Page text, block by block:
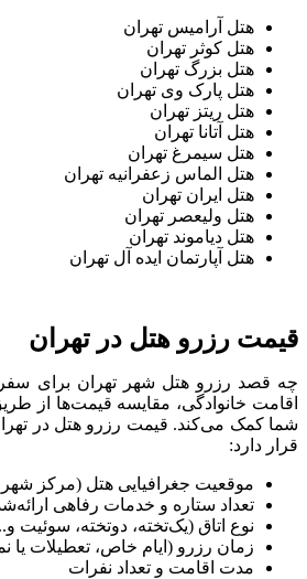
هتل آرامیس تهران
هتل کوثر تهران
هتل بزرگ تهران
هتل پارک وی تهران
هتل ریتز تهران
هتل آتانا تهران
هتل سیمرغ تهران
هتل الماس زعفرانیه تهران
هتل ایران تهران
هتل ولیعصر تهران
هتل دیاموند تهران
هتل آپارتمان ایده آل تهران
قیمت رزرو هتل در تهران
چه قصد رزرو هتل شهر تهران برای سفر
اقامت خانوادگی، مقایسه قیمت‌ها از
شما کمک می‌کند. قیمت رزرو هتل در
قرار دارد:
موقعیت جغرافیایی هتل (مرکز شهر
تعداد ستاره و خدمات رفاهی
نوع اتاق (یک‌تخته، دو‌تخته، سوئیت
زمان رزرو (ایام خاص، تعطیلات یا
مدت اقامت و تعداد نفرات